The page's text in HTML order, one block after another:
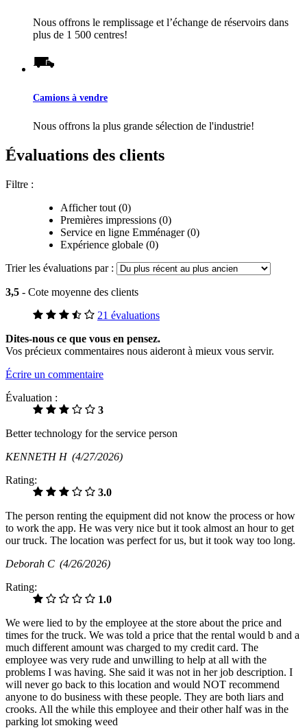
Nous offrons le remplissage et l’échange de réservoirs dans
plus de 1 500 centres!
Camions à vendre
Nous offrons la plus grande sélection de l'industrie!
Évaluations des clients
Filtre :
Afficher tout (0)
Premières impressions (0)
Service en ligne Emménager (0)
Expérience globale (0)
Trier les évaluations par :
3,5 - Cote moyenne des clients
21 évaluations
Dites-nous ce que vous en pensez.
Vos précieux commentaires nous aideront à mieux vous servir.
Écrire un commentaire
Évaluation :
3
Better technology for the service person
KENNETH H (4/27/2026)
Rating:
3.0
The person renting the equipment did not know the process or how
to work the app. He was very nice but it took almost an hour to get
our truck. The location was perfect for us, but it took way too long.
Deborah C (4/26/2026)
Rating:
1.0
We were lied to by the employee at the store about the price and
times for the truck. We was told a price that the rental would b and a
much different amount was charged to my credit card. The
employee was very rude and unwilling to help at all with the
problems I was having. She said it was not in her job description. I
will never go back to this location and would NOT recommend
anyone to do business with these people. They are both liars and
crooks. All the while this employee and their other half was in the
parking lot smoking weed